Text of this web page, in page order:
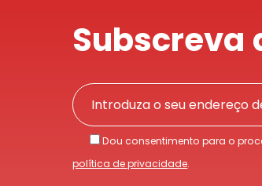
Subscreva
Dou consentimento para o
política de privacidade.